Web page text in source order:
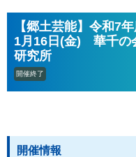
【郷土芸能】令和7
1月16日(金) 華千の
研究所
開催終了
開催情報